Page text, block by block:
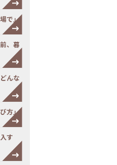
で」
、暮
んな
方」
す